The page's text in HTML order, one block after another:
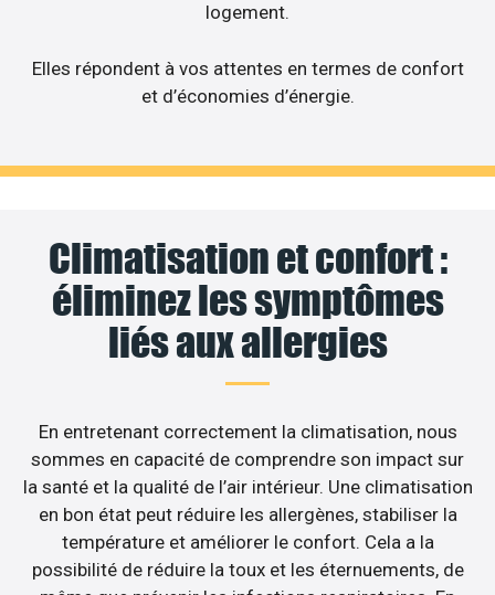
logement.
Elles répondent à vos attentes en termes de confort
et d’économies d’énergie.
Climatisation et confort :
éliminez les symptômes
liés aux allergies
En entretenant correctement la climatisation, nous
sommes en capacité de comprendre son impact sur
la santé et la qualité de l’air intérieur. Une climatisation
en bon état peut réduire les allergènes, stabiliser la
température et améliorer le confort. Cela a la
possibilité de réduire la toux et les éternuements, de